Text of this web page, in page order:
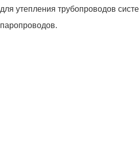
для утепления трубопроводов
паропроводов.